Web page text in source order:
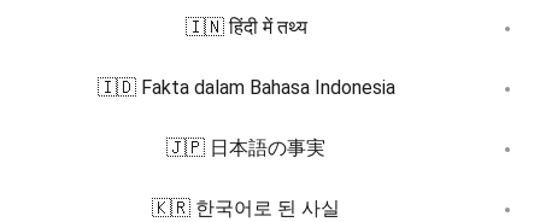
🇮🇳 हिंदी में तथ्य
🇮🇩 Fakta dalam Bahasa Indonesia
🇯🇵 日本語の事実
🇰🇷 한국어로 된 사실